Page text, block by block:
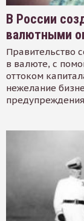
В России
валютными
Правительство
в валюте, с
оттоком
нежелание